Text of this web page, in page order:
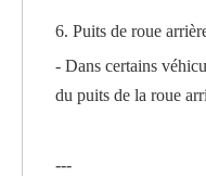
6. Puits de roue
- Dans certains
du puits de la roue
---